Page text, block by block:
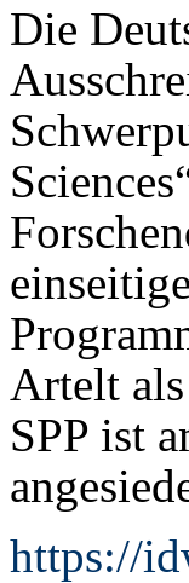
Die
Artelt
SPP ist
https://